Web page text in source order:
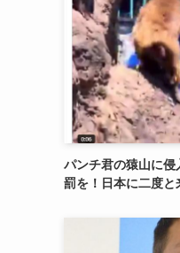
パンチ君の猿山に
罰を！日本に二度と